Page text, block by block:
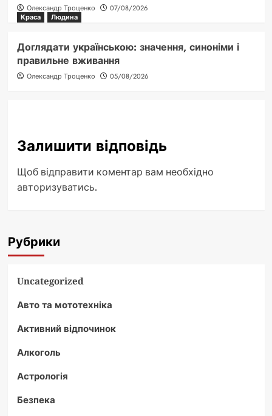
Олександр Троценко
07/08/2026
Краса
Людина
Доглядати українською: значення, синоніми і
правильне вживання
Олександр Троценко 05/08/2026
Залишити відповідь
Щоб відправити коментар вам необхідно
авторизуватись.
Рубрики
Uncategorized
Авто та мототехніка
Активний відпочинок
Алкоголь
Астрологія
Безпека